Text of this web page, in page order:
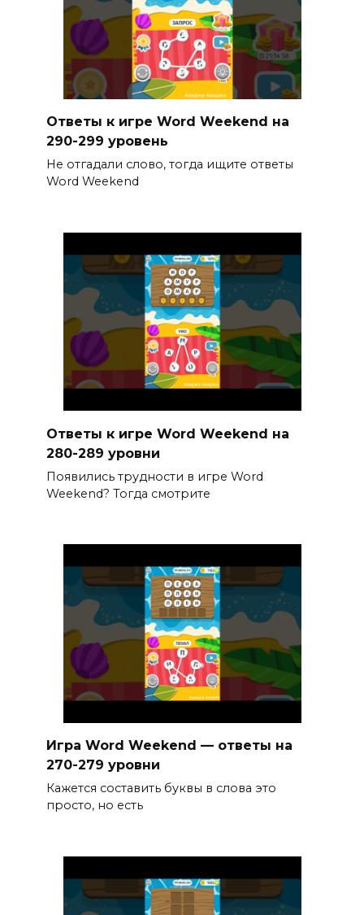
Ответы к игре Word Weekend на
290-299 уровень
Не отгадали слово, тогда ищите ответы
Word Weekend
Ответы к игре Word Weekend на
280-289 уровни
Появились трудности в игре Word
Weekend? Тогда смотрите
Игра Word Weekend — ответы на
270-279 уровни
Кажется составить буквы в слова это
просто, но есть